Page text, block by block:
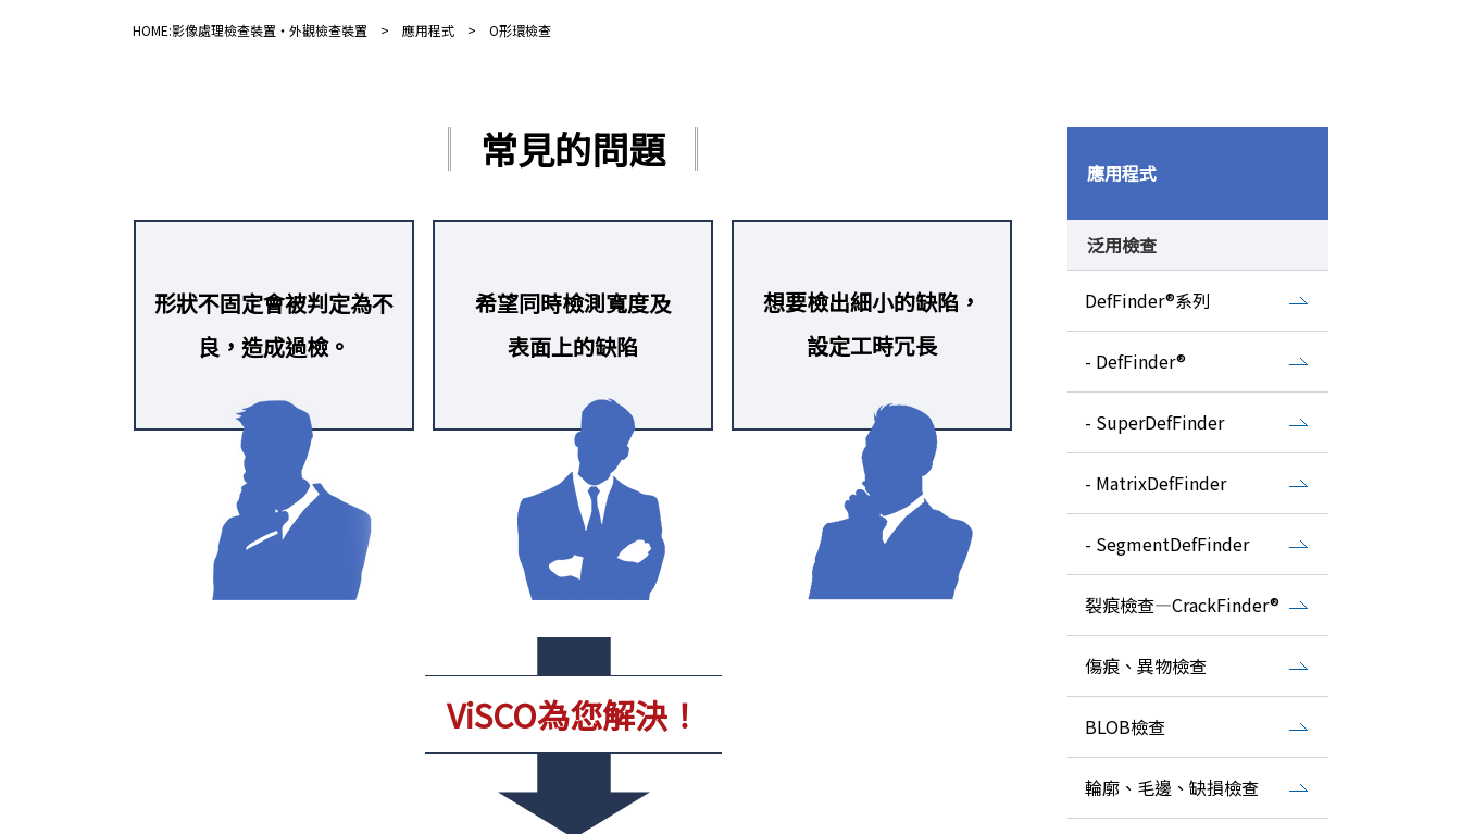
HOME:影像處理檢查裝置・外觀檢查裝置 > 應用程式 > O形環檢查
常見的問題
形狀不固定會被判定為不
良，造成過檢。
希望同時檢測寬度及
表面上的缺陷
想要檢出細小的缺陷，
設定工時冗長
ViSCO為您解決！
應用程式
泛用檢查
DefFinder®系列
- DefFinder®
- SuperDefFinder
- MatrixDefFinder
- SegmentDefFinder
裂痕檢查―CrackFinder®
傷痕、異物檢查
BLOB檢查
輪廓、毛邊、缺損檢查